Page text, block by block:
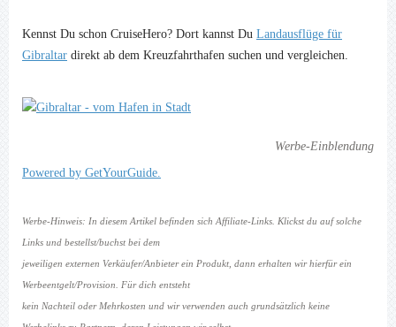
Kennst Du schon CruiseHero? Dort kannst Du Landausflüge für
Gibraltar direkt ab dem Kreuzfahrthafen suchen und vergleichen.
Werbe-Einblendung
Powered by GetYourGuide.
Werbe-Hinweis: In diesem Artikel befinden sich Affiliate-Links. Klickst du auf solche
Links und bestellst/buchst bei dem
jeweiligen externen Verkäufer/Anbieter ein Produkt, dann erhalten wir hierfür ein
Werbeentgelt/Provision. Für dich entsteht
kein Nachteil oder Mehrkosten und wir verwenden auch grundsätzlich keine